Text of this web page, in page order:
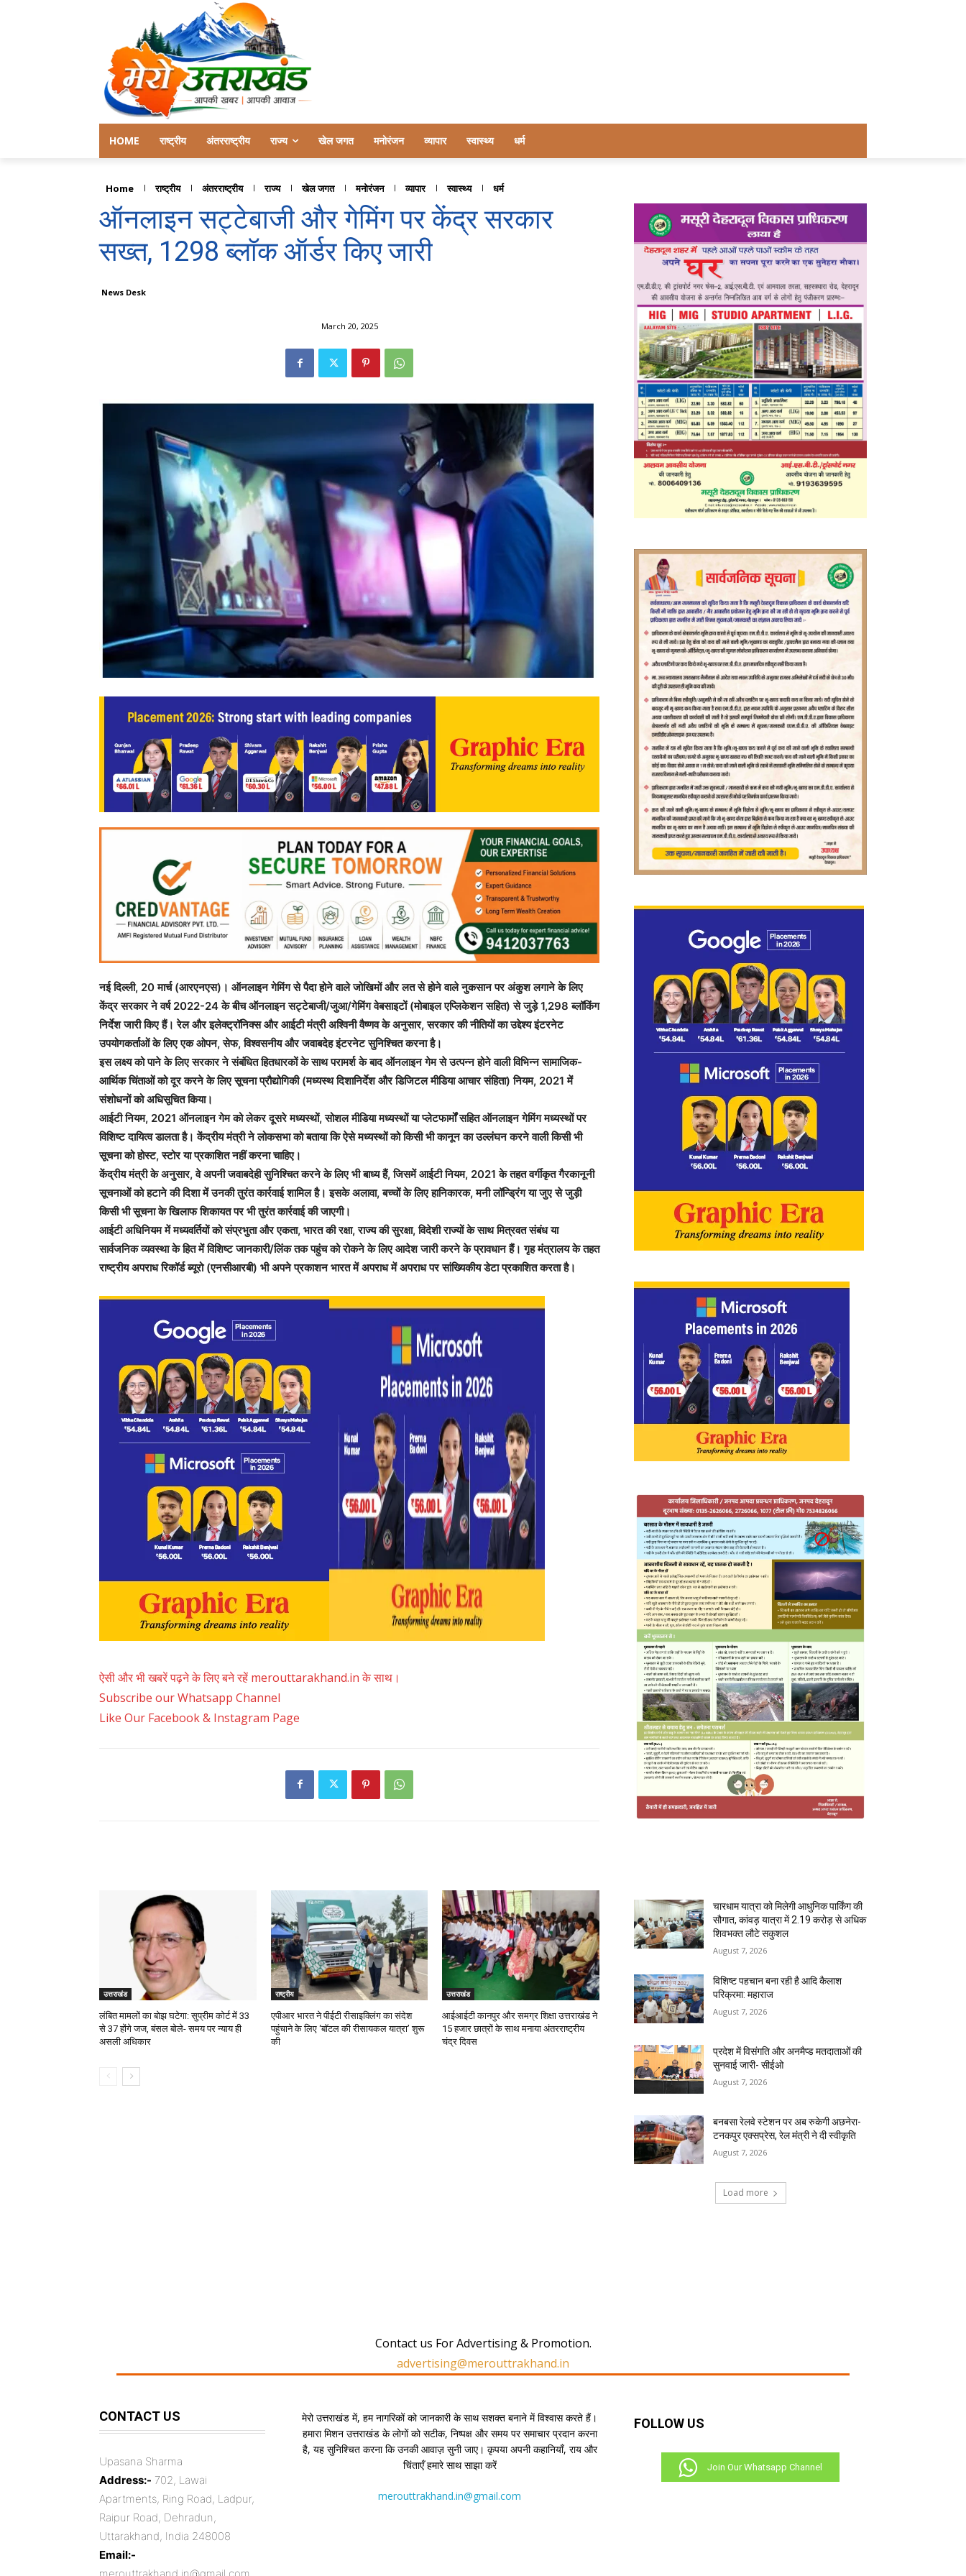
HOME राष्ट्रीय अंतरराष्ट्रीय राज्य खेल जगत मनोरंजन व्यापार स्वास्थ्य धर्म
Home राष्ट्रीय अंतरराष्ट्रीय राज्य खेल जगत मनोरंजन व्यापार स्वास्थ्य धर्म
ऑनलाइन सट्टेबाजी और गेमिंग पर केंद्र सरकार
सख्त, 1298 ब्लॉक ऑर्डर किए जारी
News Desk
March 20, 2025
नई दिल्ली, 20 मार्च (आरएनएस)। ऑनलाइन गेमिंग से पैदा होने वाले जोखिमों और लत से होने वाले नुकसान पर अंकुश लगाने के लिए
केंद्र सरकार ने वर्ष 2022-24 के बीच ऑनलाइन सट्टेबाजी/जुआ/गेमिंग वेबसाइटों (मोबाइल एप्लिकेशन सहित) से जुड़े 1,298 ब्लॉकिंग
निर्देश जारी किए हैं। रेल और इलेक्ट्रॉनिक्स और आईटी मंत्री अश्विनी वैष्णव के अनुसार, सरकार की नीतियों का उद्देश्य इंटरनेट
उपयोगकर्ताओं के लिए एक ओपन, सेफ, विश्वसनीय और जवाबदेह इंटरनेट सुनिश्चित करना है।
इस लक्ष्य को पाने के लिए सरकार ने संबंधित हितधारकों के साथ परामर्श के बाद ऑनलाइन गेम से उत्पन्न होने वाली विभिन्न सामाजिक-
आर्थिक चिंताओं को दूर करने के लिए सूचना प्रौद्योगिकी (मध्यस्थ दिशानिर्देश और डिजिटल मीडिया आचार संहिता) नियम, 2021 में
संशोधनों को अधिसूचित किया।
आईटी नियम, 2021 ऑनलाइन गेम को लेकर दूसरे मध्यस्थों, सोशल मीडिया मध्यस्थों या प्लेटफार्मों सहित ऑनलाइन गेमिंग मध्यस्थों पर
विशिष्ट दायित्व डालता है। केंद्रीय मंत्री ने लोकसभा को बताया कि ऐसे मध्यस्थों को किसी भी कानून का उल्लंघन करने वाली किसी भी
सूचना को होस्ट, स्टोर या प्रकाशित नहीं करना चाहिए।
केंद्रीय मंत्री के अनुसार, वे अपनी जवाबदेही सुनिश्चित करने के लिए भी बाध्य हैं, जिसमें आईटी नियम, 2021 के तहत वर्गीकृत गैरकानूनी
सूचनाओं को हटाने की दिशा में उनकी तुरंत कार्रवाई शामिल है। इसके अलावा, बच्चों के लिए हानिकारक, मनी लॉन्ड्रिंग या जुए से जुड़ी
किसी भी सूचना के खिलाफ शिकायत पर भी तुरंत कार्रवाई की जाएगी।
आईटी अधिनियम में मध्यवर्तियों को संप्रभुता और एकता, भारत की रक्षा, राज्य की सुरक्षा, विदेशी राज्यों के साथ मित्रवत संबंध या
सार्वजनिक व्यवस्था के हित में विशिष्ट जानकारी/लिंक तक पहुंच को रोकने के लिए आदेश जारी करने के प्रावधान हैं। गृह मंत्रालय के तहत
राष्ट्रीय अपराध रिकॉर्ड ब्यूरो (एनसीआरबी) भी अपने प्रकाशन भारत में अपराध में अपराध पर सांख्यिकीय डेटा प्रकाशित करता है।
ऐसी और भी खबरें पढ़ने के लिए बने रहें merouttarakhand.in के साथ।
Subscribe our Whatsapp Channel
Like Our Facebook & Instagram Page
उत्तराखंड
लंबित मामलों का बोझ घटेगा: सुप्रीम कोर्ट में 33
से 37 होंगे जज, बंसल बोले- समय पर न्याय ही
असली अधिकार
राष्ट्रीय
एपीआर भारत ने पीईटी रीसाइक्लिंग का संदेश
पहुंचाने के लिए ‘बॉटल की रीसायकल यात्रा’ शुरू
की
उत्तराखंड
आईआईटी कानपुर और समग्र शिक्षा उत्तराखंड ने
15 हजार छात्रों के साथ मनाया अंतरराष्ट्रीय
चंद्र दिवस
चारधाम यात्रा को मिलेगी आधुनिक पार्किंग की
सौगात, कांवड़ यात्रा में 2.19 करोड़ से अधिक
शिवभक्त लौटे सकुशल
August 7, 2026
विशिष्ट पहचान बना रही है आदि कैलाश
परिक्रमा: महाराज
August 7, 2026
प्रदेश में विसंगति और अनमैप्ड मतदाताओं की
सुनवाई जारी- सीईओ
August 7, 2026
बनबसा रेलवे स्टेशन पर अब रुकेगी अछनेरा-
टनकपुर एक्सप्रेस, रेल मंत्री ने दी स्वीकृति
August 7, 2026
Load more
Contact us For Advertising & Promotion.
advertising@merouttrakhand.in
CONTACT US
Upasana Sharma
Address:- 702, Lawai
Apartments, Ring Road, Ladpur,
Raipur Road, Dehradun,
Uttarakhand, India 248008
Email:-
मेरो उत्तराखंड में, हम नागरिकों को जानकारी के साथ सशक्त बनाने में विश्वास करते हैं।
हमारा मिशन उत्तराखंड के लोगों को सटीक, निष्पक्ष और समय पर समाचार प्रदान करना
है, यह सुनिश्चित करना कि उनकी आवाज़ सुनी जाए। कृपया अपनी कहानियाँ, राय और
चिंताएँ हमारे साथ साझा करें
merouttrakhand.in@gmail.com
FOLLOW US
Join Our Whatsapp Channel